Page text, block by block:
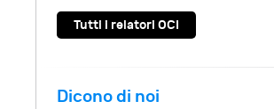
Tutti i relatori OCI
Dicono di noi